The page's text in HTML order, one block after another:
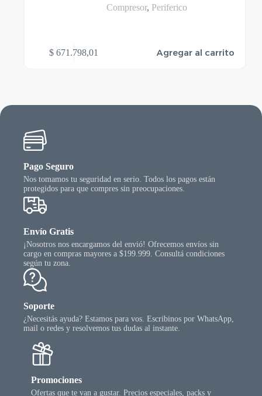
Compresor, Periferico
$ 671.798,01 Agregar al carrito
Pago Seguro
Nos tomamos tu seguridad en serio. Todos los pagos están
protegidos para que compres sin preocupaciones.
Envío Gratis
¡Nosotros nos encargamos del envió! Ofrecemos envíos sin
cargo en compras mayores a $199.999. Consultá condiciones
según tu zona.
Soporte
¿Necesitás ayuda? Estamos para vos. Escribinos por WhatsApp,
mail o redes y resolvemos tus dudas al instante.
Promociones
Ofertas que te van a gustar. Precios especiales, packs y